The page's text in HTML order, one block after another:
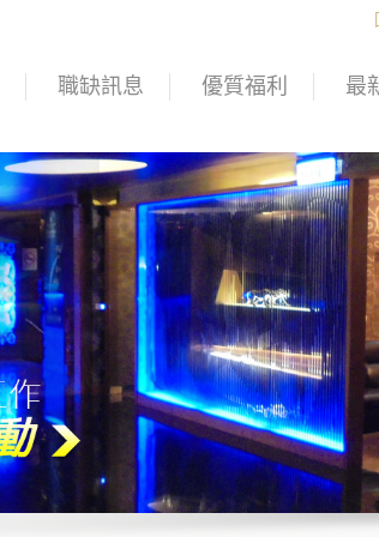
職缺訊息 優質福利 最